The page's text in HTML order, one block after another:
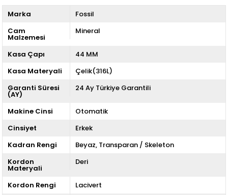
Marka
Fossil
Cam
Malzemesi
Mineral
Kasa Çapı
44 MM
Kasa Materyali
Çelik(316L)
Garanti Süresi
(AY)
24 Ay Türkiye Garantili
Makine Cinsi
Otomatik
Cinsiyet
Erkek
Kadran Rengi
Beyaz Transparan / Skeleton
Kordon
Materyali
Deri
Kordon Rengi
Lacivert